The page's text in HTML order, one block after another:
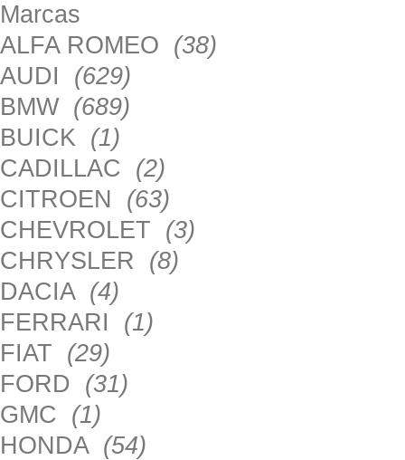
Marcas
ALFA ROMEO (38)
AUDI (629)
BMW (689)
BUICK (1)
CADILLAC (2)
CITROEN (63)
CHEVROLET (3)
CHRYSLER (8)
DACIA (4)
FERRARI (1)
FIAT (29)
FORD (31)
GMC (1)
HONDA (54)